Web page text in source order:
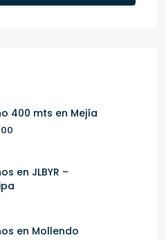
400 mts en Mejía
en JLBYR –
en Mollendo